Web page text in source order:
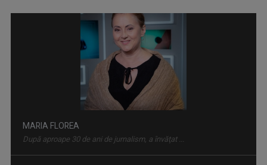
Un calendar al evenimentelor zilei
SERGIU CIOCOIU